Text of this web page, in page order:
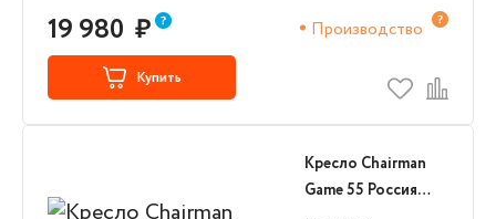
19 980 ₽ Производство
Купить
Кресло Chairman
Game 55 Россия